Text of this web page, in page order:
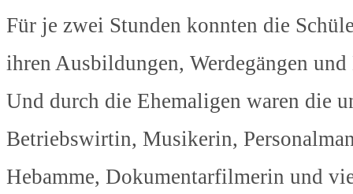
Für je zwei Stunden konnten die
ihren Ausbildungen, Werdegängen
Und durch die Ehemaligen waren die
Betriebswirtin, Musikerin,
Hebamme, Dokumentarfilmerin und